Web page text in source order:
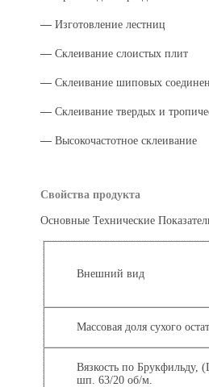
― Изготовление лестниц
― Склеивание слоистых плит
― Склеивание шиповых
― Склеивание твердых и
― Высокочастотное склеивание
Свойства продукта
Основные Технические
Внешний вид
Массовая доля сухого
Вязкость по Брукфильду,
шп. 63/20 об/м.